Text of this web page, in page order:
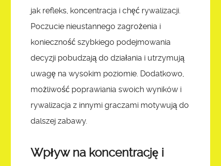
jak refleks, koncentracja i chęć rywalizacji.
Poczucie nieustannego zagrożenia i
konieczność szybkiego podejmowania
decyzji pobudzają do działania i utrzymują
uwagę na wysokim poziomie. Dodatkowo,
możliwość poprawiania swoich wyników i
rywalizacja z innymi graczami motywują do
dalszej zabawy.
Wpływ na koncentrację i